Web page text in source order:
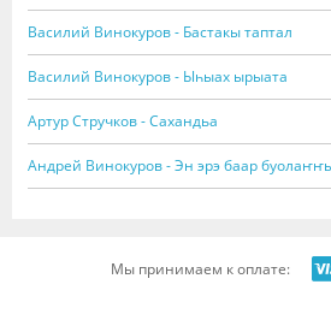
Василий Винокуров - Бастакы таптал
Василий Винокуров - Ыһыах ырыата
Артур Стручков - Сахандьа
Андрей Винокуров - Эн эрэ баар
Мы принимаем к оплате: